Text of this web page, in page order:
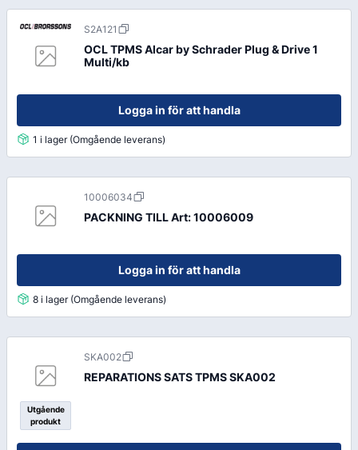
S2A121
OCL TPMS Alcar by Schrader Plug & Drive 1
Multi/kb
Logga in för att handla
1 i lager (Omgående leverans)
10006034
PACKNING TILL Art: 10006009
Logga in för att handla
8 i lager (Omgående leverans)
Utgående
produkt
SKA002
REPARATIONS SATS TPMS SKA002